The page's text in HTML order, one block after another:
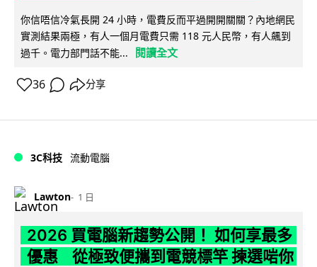
你信唔信冷氣長開 24 小時，電費反而平過開開關關？內地網民
實測結果兩極，有人一個月電費只需 118 元人民幣，有人飆到
過千。電力部門話不能...
閱讀全文
36 分享
3C科技 流動電腦
Lawton 1 日
2026 買電腦新趨勢公開！ 如何享最多
優惠 從極致便攜到電競標竿 揀選啱你